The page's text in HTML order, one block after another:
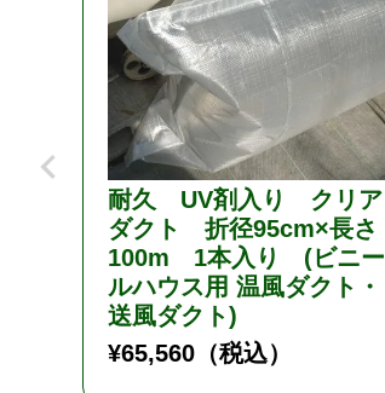
耐久 UV剤入り クリア
ダクト 折径95cm×長さ
100m 1本入り (ビニー
ルハウス用 温風ダクト・
送風ダクト)
¥65,560 （税込）